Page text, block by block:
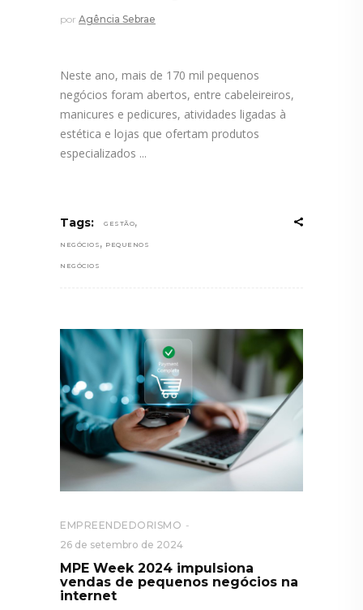
por Agência Sebrae
Neste ano, mais de 170 mil pequenos
negócios foram abertos, entre cabeleireiros,
manicures e pedicures, atividades ligadas à
estética e lojas que ofertam produtos
especializados
Tags: GESTÃO,
NEGÓCIOS , PEQUENOS
NEGÓCIOS
EMPREENDEDORISMO
26 de setembro de 2024
MPE Week 2024 impulsiona
vendas de pequenos negócios na
internet